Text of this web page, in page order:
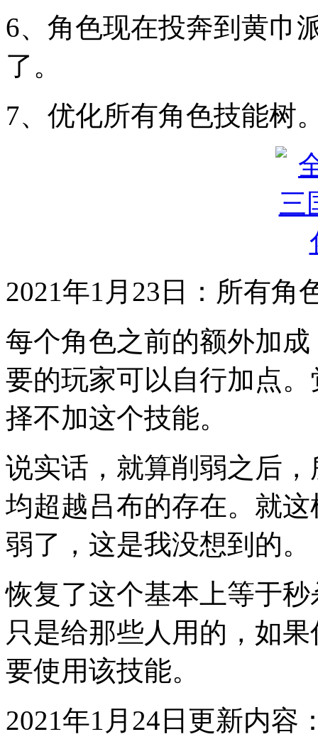
6、角色现在投奔到黄巾
了。
7、优化所有角色技能树
2021年1月23日：所有角
每个角色之前的额外加
要的玩家可以自行加点
择不加这个技能。
说实话，就算削弱之后
均超越吕布的存在。就
弱了，这是我没想到的。
恢复了这个基本上等于
只是给那些人用的，如
要使用该技能。
2021年1月24日更新内容